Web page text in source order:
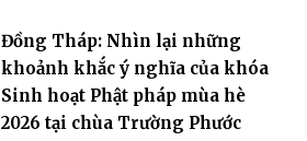
Đồng Tháp: Nhìn lại những
khoảnh khắc ý nghĩa của khóa
Sinh hoạt Phật pháp mùa hè
2026 tại chùa Trường Phước